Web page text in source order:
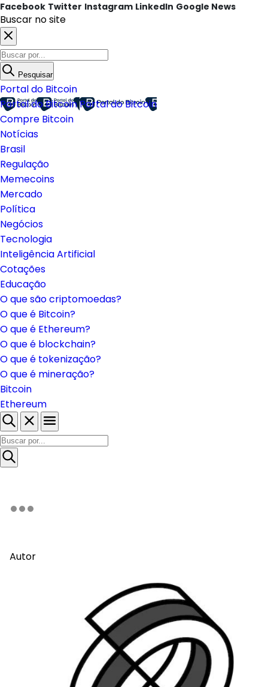
Facebook Twitter Instagram LinkedIn Google News
Buscar no site
Pesquisar
Portal do Bitcoin
Portal do BitcoinPortal do Bitcoin
Compre Bitcoin
Notícias
Brasil
Regulação
Memecoins
Mercado
Política
Negócios
Tecnologia
Inteligência Artificial
Cotações
Educação
O que são criptomoedas?
O que é Bitcoin?
O que é Ethereum?
O que é blockchain?
O que é tokenização?
O que é mineração?
Bitcoin
Ethereum
Autor